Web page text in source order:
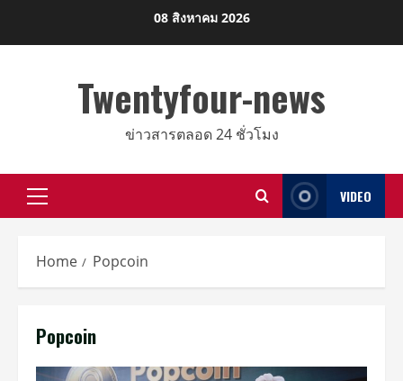
08 สิงหาคม 2026
Twentyfour-news
ข่าวสารตลอด 24 ชั่วโมง
Primary
VIDEO
Home Popcoin
Popcoin